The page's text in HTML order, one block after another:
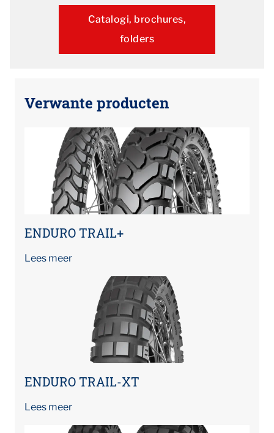
Catalogi, brochures,
folders
Verwante producten
ENDURO TRAIL+
Lees meer
ENDURO TRAIL-XT
Lees meer